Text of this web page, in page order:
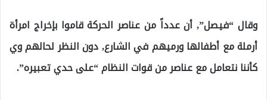
وقال “فيصل”, أن عدداً من عناصر الحركة قاموا بإخراج امرأة
أرملة مع أطفالها ورميهم في الشارع, دون النظر لحالهم وي
كأننا نتعامل مع عناصر من قوات النظام “على حدي تعبيره”.